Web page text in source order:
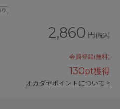
2,860 円 (税込)
会員登録(無料)
130pt獲得
オカダヤポイントについて >